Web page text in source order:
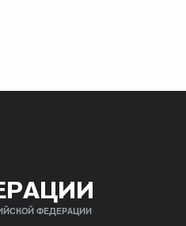
ФЕДЕРАЦИИ